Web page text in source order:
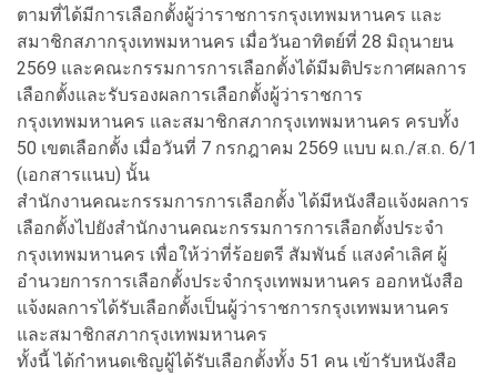
ตามที่ได้มีการเลือกตั้งผู้ว่าราชการกรุงเทพมหานคร และ
สมาชิกสภากรุงเทพมหานคร เมื่อวันอาทิตย์ที่ 28 มิถุนายน
2569 และคณะกรรมการการเลือกตั้งได้มีมติประกาศผลการ
เลือกตั้งและรับรองผลการเลือกตั้งผู้ว่าราชการ
กรุงเทพมหานคร และสมาชิกสภากรุงเทพมหานคร ครบทั้ง
50 เขตเลือกตั้ง เมื่อวันที่ 7 กรกฎาคม 2569 แบบ ผ.ถ./ส.ถ. 6/1
(เอกสารแนบ) นั้น
สำนักงานคณะกรรมการการเลือกตั้ง ได้มีหนังสือแจ้งผลการ
เลือกตั้งไปยังสำนักงานคณะกรรมการการเลือกตั้งประจำ
กรุงเทพมหานคร เพื่อให้ว่าที่ร้อยตรี สัมพันธ์ แสงคำเลิศ ผู้
อำนวยการการเลือกตั้งประจำกรุงเทพมหานคร ออกหนังสือ
แจ้งผลการได้รับเลือกตั้งเป็นผู้ว่าราชการกรุงเทพมหานคร
และสมาชิกสภากรุงเทพมหานคร
ทั้งนี้ ได้กำหนดเชิญผู้ได้รับเลือกตั้งทั้ง 51 คน เข้ารับหนังสือ